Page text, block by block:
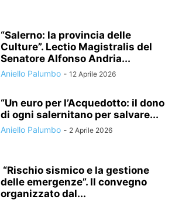
“Salerno: la provincia delle
Culture”. Lectio Magistralis del
Senatore Alfonso Andria...
Aniello Palumbo - 12 Aprile 2026
“Un euro per l’Acquedotto: il dono
di ogni salernitano per salvare...
Aniello Palumbo - 2 Aprile 2026
“Rischio sismico e la gestione
delle emergenze”. Il convegno
organizzato dal...